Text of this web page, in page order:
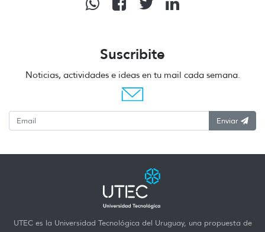
Suscribite
Noticias, actividades e ideas en tu mail cada semana.
Enviar
UTEC es la Universidad Tecnológica del Uruguay, una propuesta de